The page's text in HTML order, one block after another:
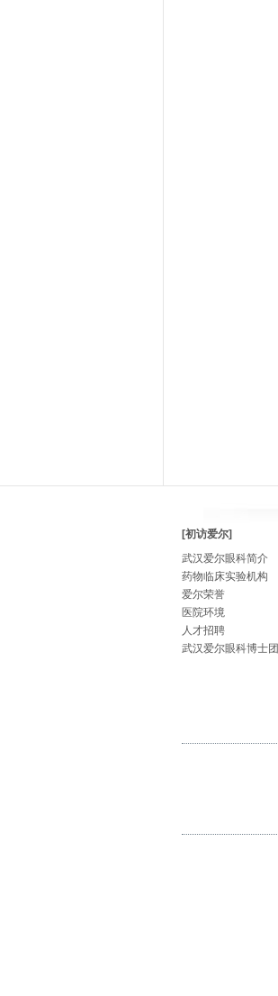
[初访爱尔]
武汉爱尔眼科简介
药物临床实验机构
爱尔荣誉
医院环境
人才招聘
武汉爱尔眼科博士团